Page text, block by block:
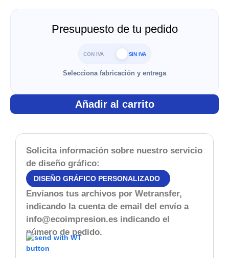
Presupuesto de tu pedido
CON IVA SIN IVA
Selecciona fabricación y entrega
Añadir al carrito
Solicita información sobre nuestro servicio
de diseño gráfico:
DISEÑO GRÁFICO PERSONALIZADO
Envíanos tus archivos por Wetransfer,
indicando la cuenta de email del envío a
info@ecoimpresion.es indicando el
número de pedido.